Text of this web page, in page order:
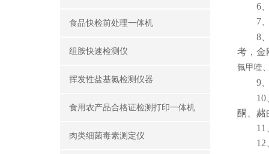
食品快检前处理一体机
组胺快速检测仪
挥发性盐基氮检测仪器
食用农产品合格证检测打印一体机
肉类细菌毒素测定仪
6、
7、
8、
考，金
氟甲喹
9、
10、
酮、赭
11、
12、